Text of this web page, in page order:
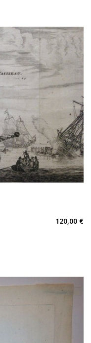
120,00 €